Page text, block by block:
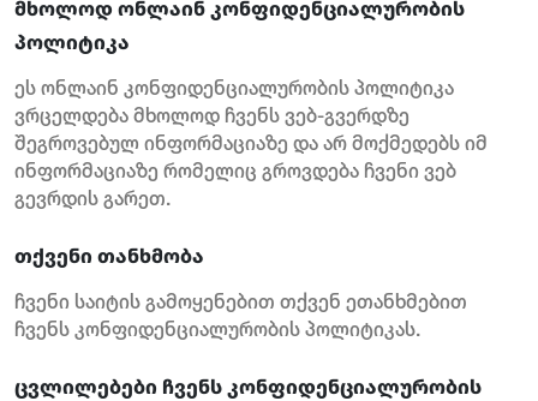
მხოლოდ ონლაინ კონფიდენციალურობის
პოლიტიკა
ეს ონლაინ კონფიდენციალურობის პოლიტიკა
ვრცელდება მხოლოდ ჩვენს ვებ-გვერდზე
შეგროვებულ ინფორმაციაზე და არ მოქმედებს იმ
ინფორმაციაზე რომელიც გროვდება ჩვენი ვებ
გევრდის გარეთ.
თქვენი თანხმობა
ჩვენი საიტის გამოყენებით თქვენ ეთანხმებით
ჩვენს კონფიდენციალურობის პოლიტიკას.
ცვლილებები ჩვენს კონფიდენციალურობის